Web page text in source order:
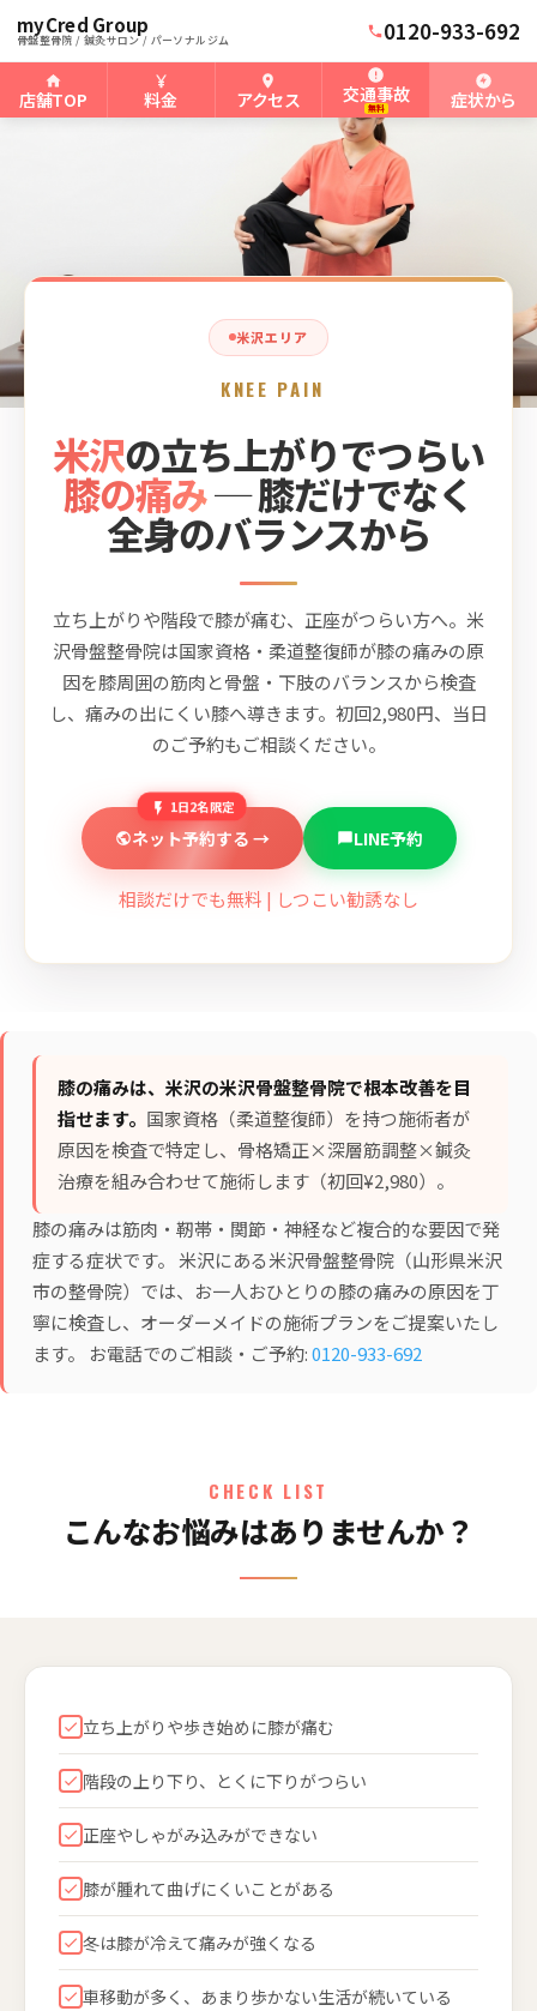
myCred Group
骨盤整骨院 / 鍼灸サロン / パーソナルジム 0120-933-692
店舗TOP 料金 アクセス 交通事故
無料 症状から
ホーム › 米沢骨盤整骨院
米沢エリア
KNEE PAIN
米沢の立ち上がりでつらい
膝の痛み─ 膝だけでなく
全身のバランスから
立ち上がりや階段で膝が痛む、正座がつらい方へ。米
沢骨盤整骨院は国家資格・柔道整復師が膝の痛みの原
因を膝周囲の筋肉と骨盤・下肢のバランスから検査
し、痛みの出にくい膝へ導きます。初回2,980円、当日
のご予約もご相談ください。
1日2名限定
ネット予約する → LINE予約
相談だけでも無料 | しつこい勧誘なし
膝の痛みは、米沢の米沢骨盤整骨院で根本改善を目
指せます。 国家資格（柔道整復師）を持つ施術者が
原因を検査で特定し、 骨格矯正×深層筋調整×鍼灸
治療を組み合わせて施術します（初回¥2,980）。
膝の痛みは筋肉・靭帯・関節・神経など複合的な要因で発
症する症状です。 米沢にある米沢骨盤整骨院（山形県米沢
市の整骨院）では、お一人おひとりの膝の痛みの原因を丁
寧に検査し、オーダーメイドの施術プランをご提案いたし
ます。 お電話でのご相談・ご予約:0120-933-692
CHECK LIST
こんなお悩みはありませんか？
立ち上がりや歩き始めに膝が痛む
階段の上り下り、とくに下りがつらい
正座やしゃがみ込みができない
膝が腫れて曲げにくいことがある
冬は膝が冷えて痛みが強くなる
車移動が多く、あまり歩かない生活が続いている